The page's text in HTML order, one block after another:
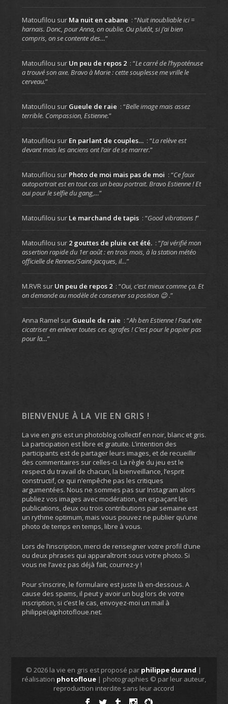
Matoufilou sur Ma nuit en cabane : “Nuit inoubliable ici =
harnais. Donc, pour Anna, on oublie. Ou plutôt, si j’ai bien
compris, on se contente des…”
Matoufilou sur Un peu de repos 2 : “Le carré de l’hypoténuse
a trouvé son axe. Bravo à Marie : cette souplesse me vrille le
cerveau.”
Matoufilou sur Gueule de raie : “Belle image mais assez
terrible. Compassion, Estienne.”
Matoufilou sur En parlant de couples… : “La relève est
devant mais les anciens ont l’air de se marrer.”
Matoufilou sur Photo de moi mais pas de moi : “Ce faux
autoportrait est en tout cas un beau portrait. Bravo Estienne ! Et
oui pour le selfie du gang,…”
Matoufilou sur Le marchand de tapis : “Good vibrations !”
Matoufilou sur 2 gouttes de pluie cet été. : “J’ai vérifié mon
assertion rapide du 1er août : en trois mois, à la station météo
officielle de Rennes/Saint-Jacques, il…”
M.RVRsur Un peu de repos 2 : “Oui, c’est mieux comme ça. Et
on demande au modèle de conserver sa position 😉 .”
Anna Ramel sur Gueule de raie : “Ah ben Estienne ! Faut vite
cicatriser en enlever toutes ces agrafes ! C’est pour le papier pas
pour la…”
BIENVENUE À LA VIE EN GRIS !
La vie en gris est un photoblog collectif en noir, blanc et gris.
La participation est libre et gratuite. L’intention des
participants est de partager leurs images, et de recueillir
des commentaires sur celles-ci. La règle du jeu est le
respect du travail de chacun, la bienveillance, l’esprit
constructif, ce qui n’empêche pas les critiques
argumentées. Nous ne sommes pas sur Instagram alors
publiez vos images avec modération, en espaçant les
publications, deux ou trois contributions par semaine est
un rythme optimum, mais vous pouvez ne publier qu’une
photo de temps en temps, libre à vous.
Lors de l’inscription, merci de renseigner votre profil d’une
ou deux phrases qui apparaîtront sous votre photo. Si
vous ne l’avez pas déjà fait, courrez-y !
Pour s’inscrire, le formulaire est juste là en-dessous. A
cause des spams, il peut y avoir un bug lors de votre
inscription, si c’est le cas, envoyez-moi un mail à
philippe(a)photofloue.net.
© 2026 la vie en gris est proposé par philippe durand |
réalisation photofloue| photographies © par leur auteur,
reproduction interdite sans leur accord